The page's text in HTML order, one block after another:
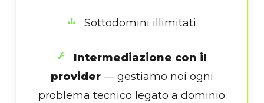
Sottodomini illimitati
Intermediazione con il
provider— gestiamo noi ogni
problema tecnico legato a dominio